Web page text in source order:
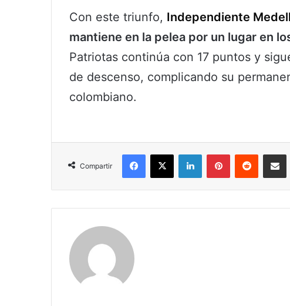
Con este triunfo, Independiente
mantiene en la pelea por un lugar en
Patriotas continúa con 17 puntos y
de descenso, complicando su
colombiano.
Compartir
Facebook
X LinkedInPinterestReddit